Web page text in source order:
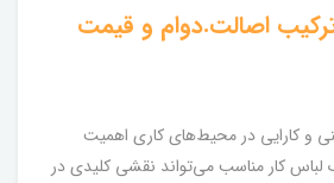
اصالت.دوام و قیمت
و کارایی در محیط‌های کاری اهمیت
لباس کار مناسب می‌تواند نقشی کلیدی در